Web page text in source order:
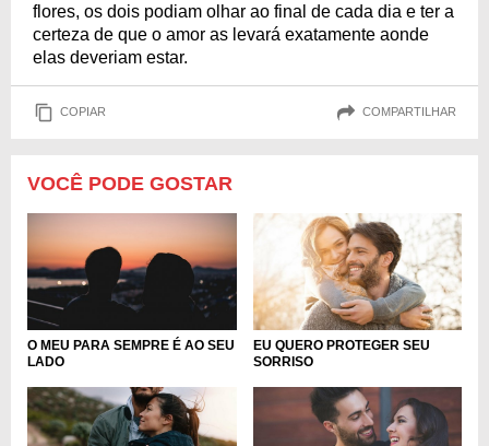
flores, os dois podiam olhar ao final de cada dia e ter a
certeza de que o amor as levará exatamente aonde
elas deveriam estar.
COPIAR COMPARTILHAR
VOCÊ PODE GOSTAR
O MEU PARA SEMPRE É AO SEU
LADO
EU QUERO PROTEGER SEU
SORRISO